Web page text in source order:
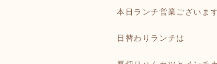
本日ランチ営業ございます
日替わりランチは